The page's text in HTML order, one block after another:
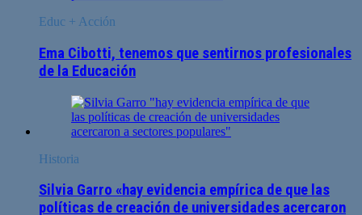
Educ + Acción
Ema Cibotti, tenemos que sentirnos profesionales
de la Educación
Historia
Silvia Garro «hay evidencia empírica de que las
políticas de creación de universidades acercaron